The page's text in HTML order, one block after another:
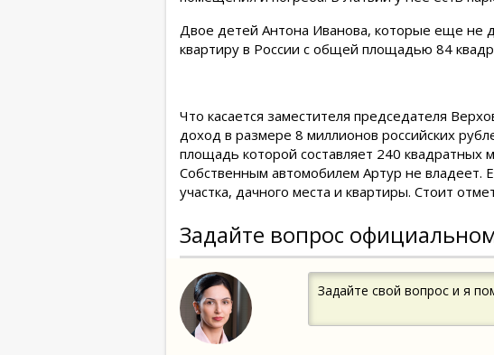
Двое детей Антона Иванова, которые еще не
квартиру в России с общей площадью 84
Что касается заместителя председателя
доход в размере 8 миллионов российских
площадь которой составляет 240
Собственным автомобилем Артур не владеет.
участка, дачного места и квартиры. Стоит
Задайте вопрос
Задайте свой вопрос и я